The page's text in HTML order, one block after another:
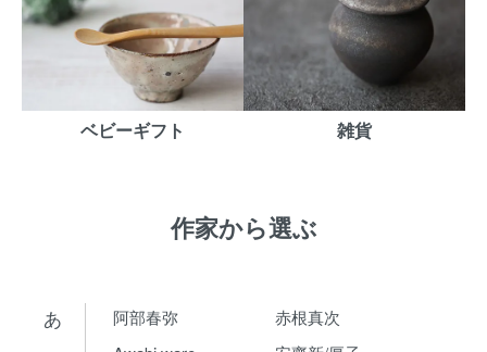
ベビーギフト 雑貨
作家から選ぶ
あ 阿部春弥
赤根真次